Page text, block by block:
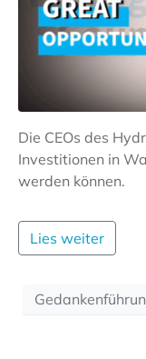
Die CEOs des
Investitionen in
werden können.
Lies weiter